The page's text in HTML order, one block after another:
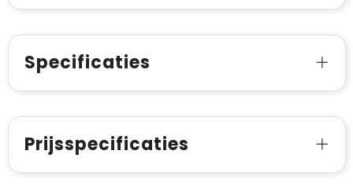
Specificaties
Prijsspecificaties